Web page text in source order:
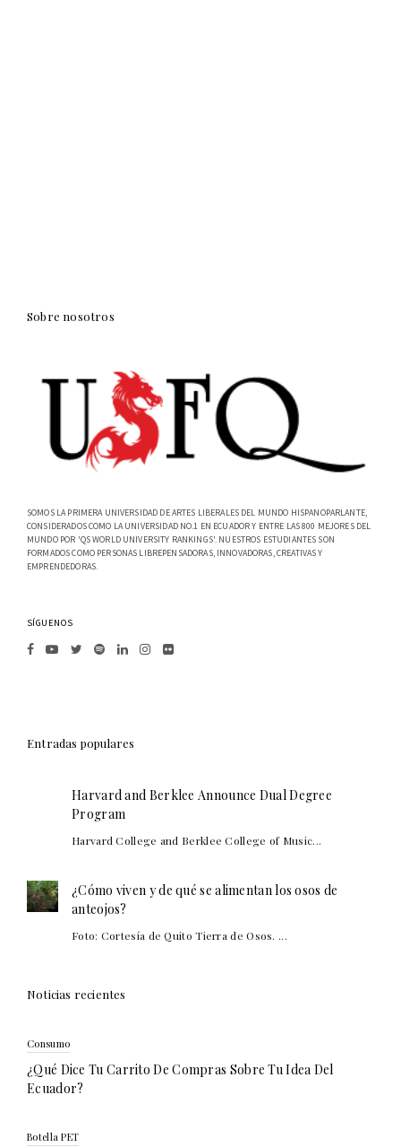
Sobre nosotros
SOMOS LA PRIMERA UNIVERSIDAD DE ARTES LIBERALES DEL MUNDO HISPANOPARLANTE,
CONSIDERADOS COMO LA UNIVERSIDAD NO.1 EN ECUADOR Y ENTRE LAS 800 MEJORES DEL
MUNDO POR 'QS WORLD UNIVERSITY RANKINGS'. NUESTROS ESTUDIANTES SON
FORMADOS COMO PERSONAS LIBREPENSADORAS, INNOVADORAS, CREATIVAS Y
EMPRENDEDORAS.
SÍGUENOS
Entradas populares
Harvard and Berklee Announce Dual Degree
Program
Harvard College and Berklee College of Music...
¿Cómo viven y de qué se alimentan los osos de
anteojos?
Foto: Cortesía de Quito Tierra de Osos. ...
Noticias recientes
Consumo
¿Qué Dice Tu Carrito De Compras Sobre Tu Idea Del
Ecuador?
Botella PET